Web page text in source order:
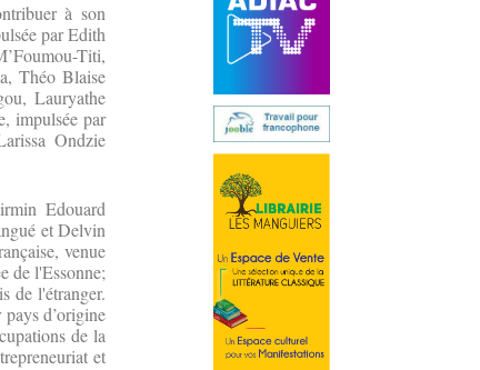
à son
par Edith
Titi,
Théo Blaise
Lauryathe
impulsée par
Ondzie
Edouard
et Delvin
venue
de l'Essonne;
de l'étranger.
d’origine
de la
et